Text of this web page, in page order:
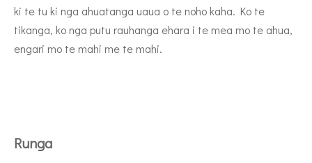
ki te tu ki nga ahuatanga uaua o te noho kaha. Ko te
tikanga, ko nga putu rauhanga ehara i te mea mo te ahua,
engari mo te mahi me te mahi.
Runga